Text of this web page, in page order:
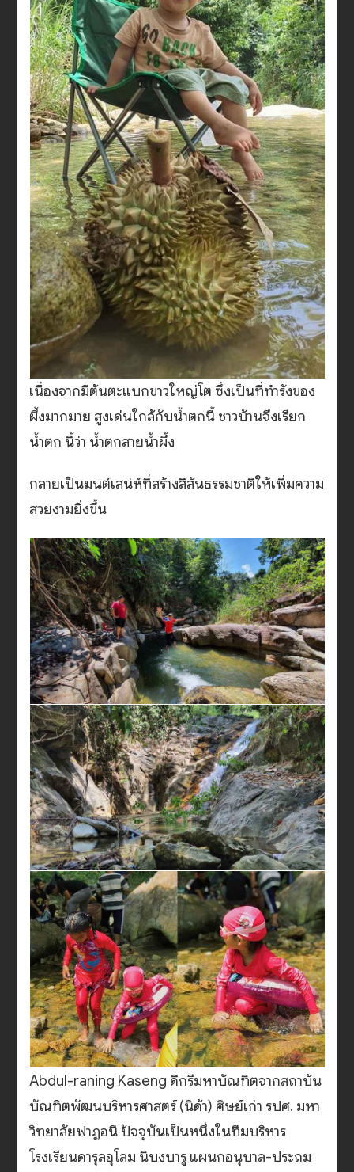
เนื่องจากมีต้นตะแบกขาวใหญ่โต ซึ่งเป็นที่ทำรังของ
ผึ้งมากมาย สูงเด่นใกล้กับน้ำตกนี้ ชาวบ้านจึงเรียก
น้ำตก นี้ว่า น้ำตกสายน้ำผึ้ง
กลายเป็นมนต์เสน่ห์ที่สร้างสีสันธรรมชาติให้เพิ่มความ
สวยงามยิ่งขึ้น
Abdul-raning Kaseng ดีกรีมหาบัณฑิตจากสถาบัน
บัณฑิตพัฒนบริหารศาสตร์ (นิด้า) ศิษย์เก่า รปศ. มหา
วิทยาลัยฟาฏอนี ปัจจุบันเป็นหนึ่งในทีมบริหาร
โรงเรียนดารุลอุโลม นิบงบารู แผนกอนุบาล-ประถม